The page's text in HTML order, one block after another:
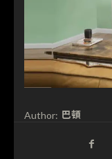
Author: 巴頓